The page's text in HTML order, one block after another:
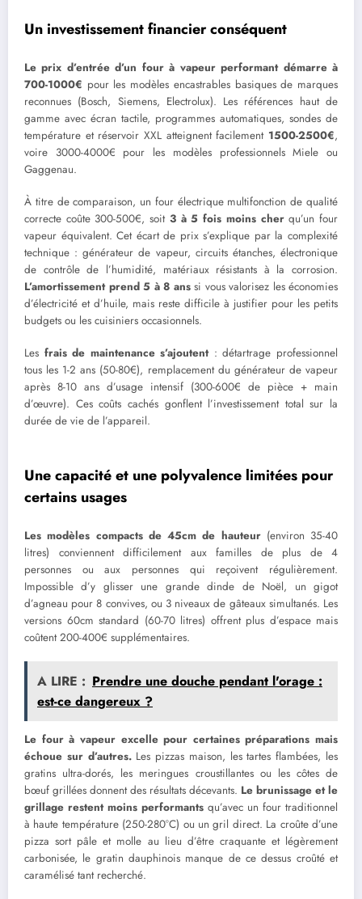
Un investissement financier conséquent
Le prix d’entrée d’un four à vapeur performant démarre à
700-1000€ pour les modèles encastrables basiques de marques
reconnues (Bosch, Siemens, Electrolux). Les références haut de
gamme avec écran tactile, programmes automatiques, sondes de
température et réservoir XXL atteignent facilement 1500-2500€,
voire 3000-4000€ pour les modèles professionnels Miele ou
Gaggenau.
À titre de comparaison, un four électrique multifonction de qualité
correcte coûte 300-500€, soit 3 à 5 fois moins cherqu’un four
vapeur équivalent. Cet écart de prix s’explique par la complexité
technique : générateur de vapeur, circuits étanches, électronique
de contrôle de l’humidité, matériaux résistants à la corrosion.
L’amortissement prend 5 à 8 anssi vous valorisez les économies
d’électricité et d’huile, mais reste difficile à justifier pour les petits
budgets ou les cuisiniers occasionnels.
Les frais de maintenance s’ajoutent: détartrage professionnel
tous les 1-2 ans (50-80€), remplacement du générateur de vapeur
après 8-10 ans d’usage intensif (300-600€ de pièce + main
d’œuvre). Ces coûts cachés gonflent l’investissement total sur la
durée de vie de l’appareil.
Une capacité et une polyvalence limitées pour
certains usages
Les modèles compacts de 45cm de hauteur(environ 35-40
litres) conviennent difficilement aux familles de plus de 4
personnes ou aux personnes qui reçoivent régulièrement.
Impossible d’y glisser une grande dinde de Noël, un gigot
d’agneau pour 8 convives, ou 3 niveaux de gâteaux simultanés. Les
versions 60cm standard (60-70 litres) offrent plus d’espace mais
coûtent 200-400€ supplémentaires.
A LIRE : Prendre une douche pendant l'orage :
est-ce dangereux ?
Le four à vapeur excelle pour certaines préparations mais
échoue sur d’autres.Les pizzas maison, les tartes flambées, les
gratins ultra-dorés, les meringues croustillantes ou les côtes de
bœuf grillées donnent des résultats décevants. Le brunissage et le
grillage restent moins performants qu’avec un four traditionnel
à haute température (250-280°C) ou un gril direct. La croûte d’une
pizza sort pâle et molle au lieu d’être craquante et légèrement
carbonisée, le gratin dauphinois manque de ce dessus croûté et
caramélisé tant recherché.